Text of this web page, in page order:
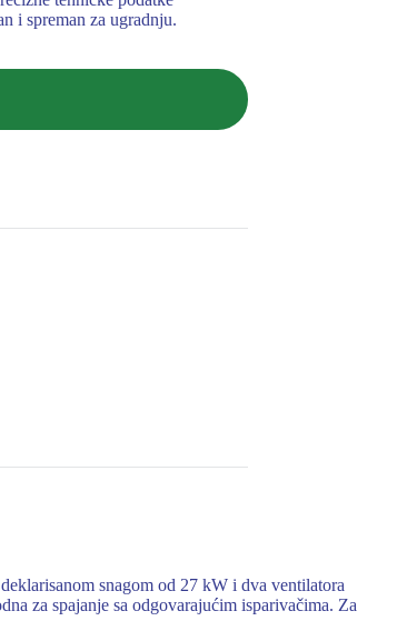
i spreman za ugradnju.
snagom od 27 kW i dva ventilatora
za spajanje sa odgovarajućim isparivačima. Za